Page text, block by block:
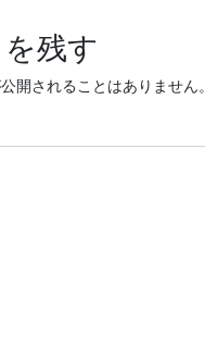
残す
開されることはありません。